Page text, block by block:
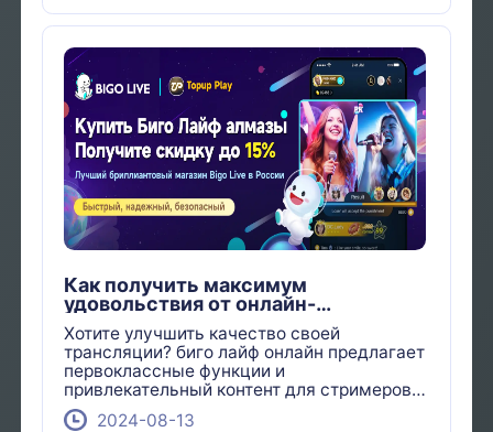
Как получить максимум
удовольствия от онлайн-
трансляции биго лайф?
Хотите улучшить качество своей
трансляции? биго лайф онлайн предлагает
первоклассные функции и
привлекательный контент для стримеров
по всему миру!
2024-08-13